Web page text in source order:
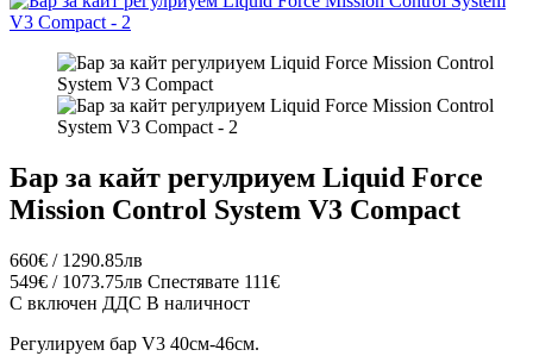
Бар за кайт регулриуем Liquid Force
Mission Control System V3 Compact
660€ / 1290.85лв
549€ / 1073.75лв Спестявате 111€
С включен ДДС В наличност
Регулируем бар V3 40см-46см.